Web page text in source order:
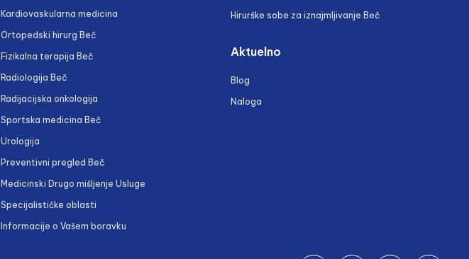
Kardiovaskularna medicina
Ortopedski hirurg Beč
Fizikalna terapija Beč
Radiologija Beč
Radijacijska onkologija
Sportska medicina Beč
Urologija
Preventivni pregled Beč
Medicinski Drugo mišljenje Usluge
Specijalističke oblasti
Informacije o Vašem boravku
Hirurške sobe za iznajmljivanje Beč
Aktuelno
Blog
Naloga